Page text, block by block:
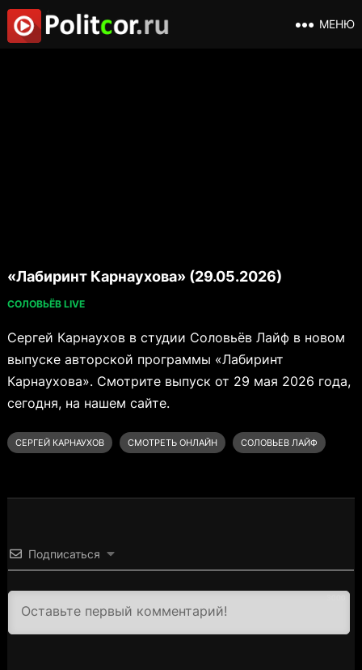
МЕНЮ
«Лабиринт Карнаухова» (29.05.2026)
СОЛОВЬЁВ LIVE
Сергей Карнаухов в студии Соловьёв Лайф в новом
выпуске авторской программы «Лабиринт
Карнаухова». Смотрите выпуск от 29 мая 2026 года,
сегодня, на нашем сайте.
СЕРГЕЙ КАРНАУХОВ СМОТРЕТЬ ОНЛАЙН СОЛОВЬЕВ ЛАЙФ
Подписаться